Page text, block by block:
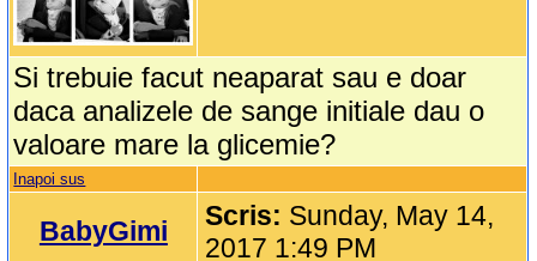
Si trebuie facut neaparat sau e doar
daca analizele de sange initiale dau o
valoare mare la glicemie?
Inapoi sus
BabyGimi Scris: Sunday, May 14,
2017 1:49 PM